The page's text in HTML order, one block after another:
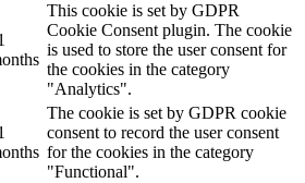
This cookie is set by GDPR
Cookie Consent plugin. The cookie
is used to store the user consent for
the cookies in the category
"Analytics".
The cookie is set by GDPR cookie
consent to record the user consent
for the cookies in the category
"Functional".